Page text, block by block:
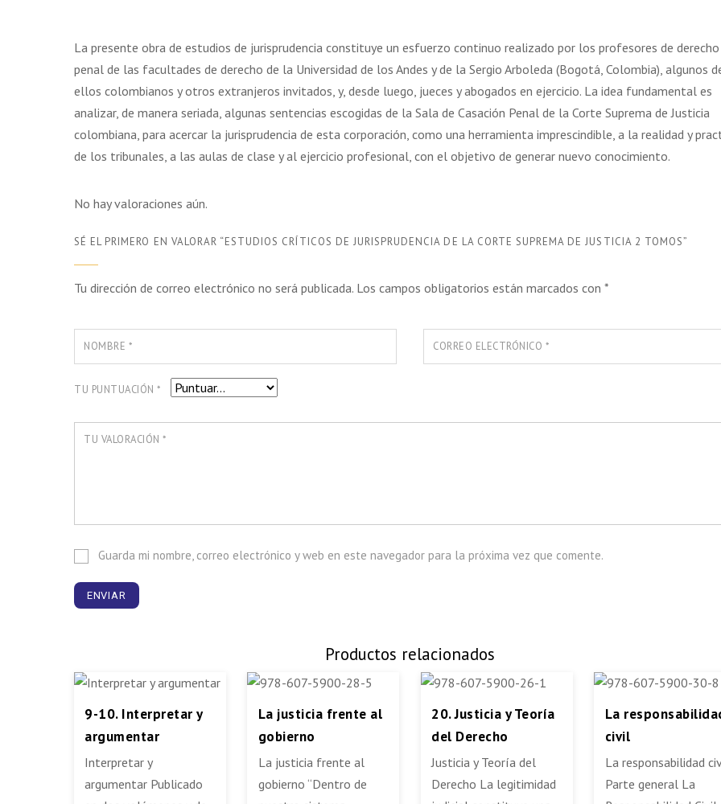
La presente obra de estudios de jurisprudencia constituye un esfuerzo continuo realizado por los profesores de derecho
penal de las facultades de derecho de la Universidad de los Andes y de la Sergio Arboleda (Bogotá, Colombia), algunos
ellos colombianos y otros extranjeros invitados, y, desde luego, jueces y abogados en ejercicio. La idea fundamental es
analizar, de manera seriada, algunas sentencias escogidas de la Sala de Casación Penal de la Corte Suprema de Justicia
colombiana, para acercar la jurisprudencia de esta corporación, como una herramienta imprescindible, a la realidad y
de los tribunales, a las aulas de clase y al ejercicio profesional, con el objetivo de generar nuevo conocimiento.
No hay valoraciones aún.
SÉ EL PRIMERO EN VALORAR “ESTUDIOS CRÍTICOS DE JURISPRUDENCIA DE LA CORTE SUPREMA DE JUSTICIA 2 TOMOS”
Tu dirección de correo electrónico no será publicada. Los campos obligatorios están marcados con *
NOMBRE * CORREO ELECTRÓNICO*
TU PUNTUACIÓN*
TU VALORACIÓN*
Guarda mi nombre, correo electrónico y web en este navegador para la próxima vez que comente.
Productos relacionados
9-10. Interpretar y
argumentar
Interpretar y
argumentar Publicado
La justicia frente al
gobierno
La justicia frente al
gobierno “Dentro de
20. Justicia y Teoría
del Derecho
Justicia y Teoría del
Derecho La legitimidad
La
civil
La responsabilidad
Parte general La